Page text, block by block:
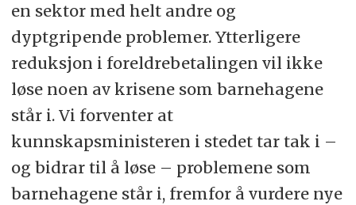
en sektor med helt andre og
dyptgripende problemer. Ytterligere
reduksjon i foreldrebetalingen vil ikke
løse noen av krisene som barnehagene
står i. Vi forventer at
kunnskapsministeren i stedet tar tak i –
og bidrar til å løse – problemene som
barnehagene står i, fremfor å vurdere nye